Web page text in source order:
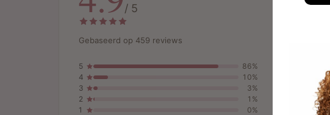
/ 5
Gebaseerd op 459 reviews
5
86%
4
10%
3
3%
2
1%
1
0%